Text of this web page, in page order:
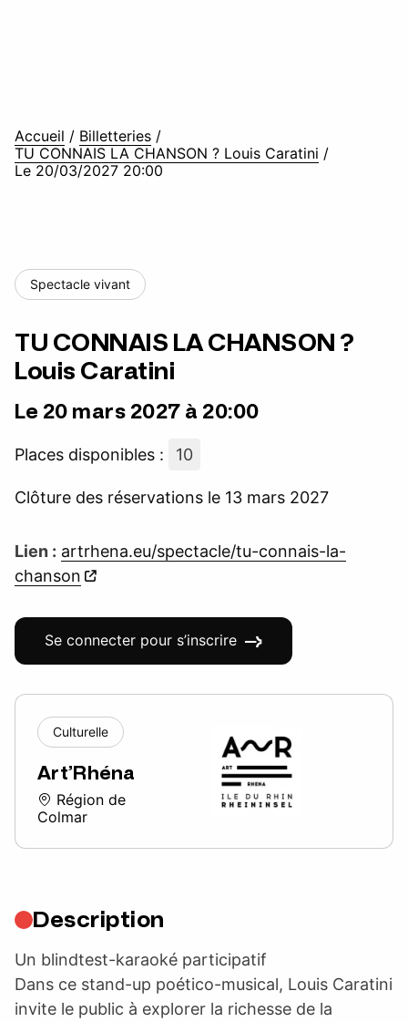
Accueil / Billetteries /
TU CONNAIS LA CHANSON ? Louis Caratini /
Le 20/03/2027 20:00
Spectacle vivant
TU CONNAIS LA CHANSON ?
Louis Caratini
Le 20 mars 2027 à 20:00
Places disponibles : 10
Clôture des réservations le 13 mars 2027
Lien : artrhena.eu/spectacle/tu-connais-la-
chanson
Se connecter pour s’inscrire
Culturelle
Art’Rhéna
Région de
Colmar
Description
Un blindtest-karaoké participatif
Dans ce stand-up poético-musical, Louis Caratini
invite le public à explorer la richesse de la